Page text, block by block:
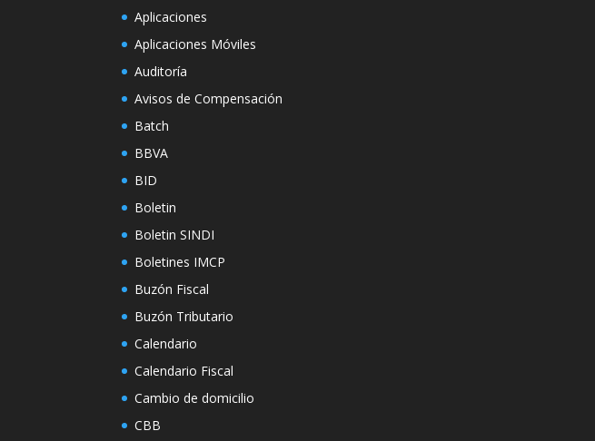
Aplicaciones
Aplicaciones Móviles
Auditoría
Avisos de Compensación
Batch
BBVA
BID
Boletin
Boletin SINDI
Boletines IMCP
Buzón Fiscal
Buzón Tributario
Calendario
Calendario Fiscal
Cambio de domicilio
CBB